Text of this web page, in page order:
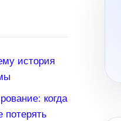
история
когда